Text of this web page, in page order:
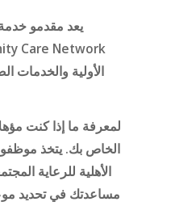
الأولية والخدمات
الأهلية للرعاية
مساعدتك في تحديد